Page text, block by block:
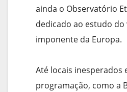
ainda o Observatório
dedicado ao estudo
imponente da Europa.
Até locais inesperados
programação, como a